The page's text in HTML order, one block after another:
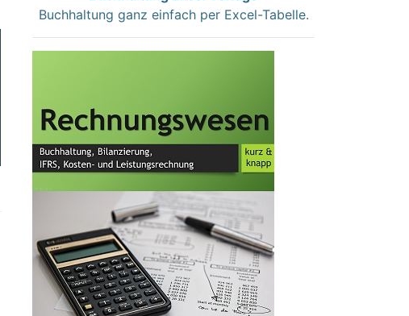
Buchhaltung ganz einfach per Excel-Tabelle.